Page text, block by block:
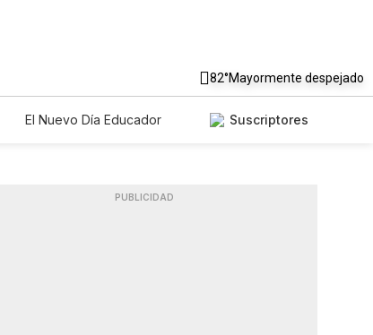
82°Mayormente despejado
El Nuevo Día Educador
Suscriptores
PUBLICIDAD